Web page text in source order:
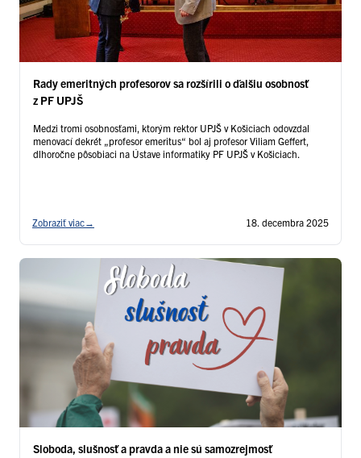
Rady emeritných profesorov sa rozšírili o ďalšiu osobnosť
z PF UPJŠ
Medzi tromi osobnosťami, ktorým rektor UPJŠ v Košiciach odovzdal
menovací dekrét „profesor emeritus“ bol aj profesor Viliam Geffert,
dlhoročne pôsobiaci na Ústave informatiky PF UPJŠ v Košiciach.
Zobraziť viac→ 18. decembra 2025
Sloboda, slušnosť a pravda a nie sú samozrejmosť